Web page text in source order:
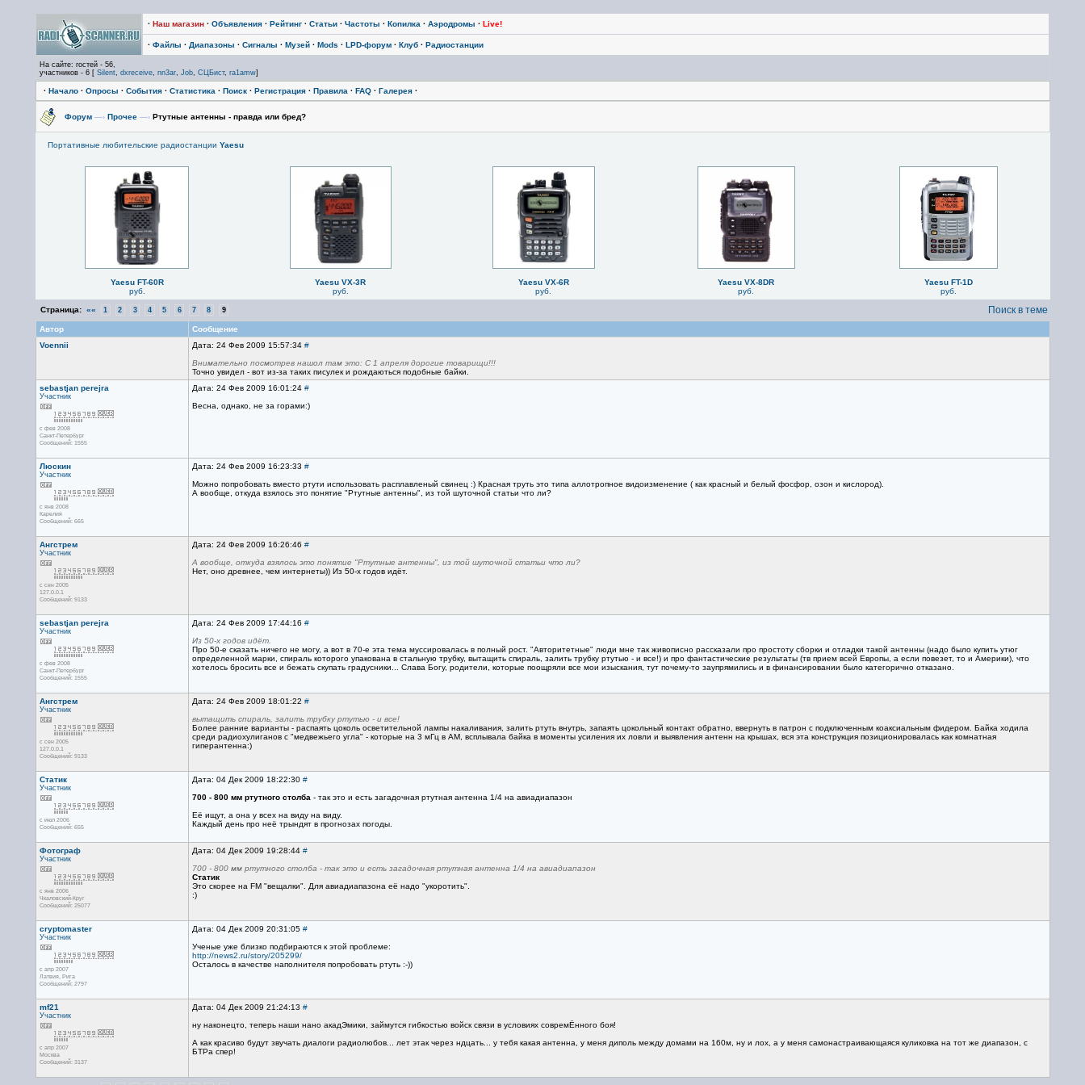
· Наш магазин· Объявления· Рейтинг· Статьи· Частоты · Копилка · Аэродромы · Live!
· Файлы · Диапазоны · Сигналы · Музей· Mods · LPD-форум· Клуб· Радиостанции
На сайте: гостей - 56,
участников - 6 [ Silent, dxreceive, nn3ar, Job, СЦБист, ra1amw]
· Начало· Опросы · События· Статистика · Поиск· Регистрация· Правила · FAQ· Галерея·
Форум —› Прочее —›Ртутные антенны - правда или бред?
Портативные любительские радиостанции Yaesu
Yaesu FT-60R
руб.
Yaesu VX-3R
руб.
Yaesu VX-6R
руб.
Yaesu VX-8DR
руб.
Yaesu FT-1D
руб.
Страница: «« 1 2 3 4 5 6 7 8 9 Поиск в теме
Автор
Сообщение
Voennii
Дата: 24 Фев 2009 15:57:34 #
Внимательно посмотрев нашол там это: С 1 апреля дорогие товарищи!!!
Точно увидел - вот из-за таких писулек и рождаються подобные байки.
sebastjan perejra
Участник
с фев 2008
Санкт-Петербург
Сообщений: 1555
Дата: 24 Фев 2009 16:01:24 #
Весна, однако, не за горами:)
Люскин
Участник
с янв 2008
Карелия
Сообщений: 665
Дата: 24 Фев 2009 16:23:33 #
Можно попробовать вместо ртути использовать расплавленый свинец :) Красная труть это типа аллотропное видоизменение ( как красный и белый фосфор, озон и кислород).
А вообще, откуда взялось это понятие "Ртутные антенны", из той шуточной статьи что ли?
Ангстрем
Участник
с сен 2005
127.0.0.1
Сообщений: 9133
Дата: 24 Фев 2009 16:26:46 #
А вообще, откуда взялось это понятие "Ртутные антенны", из той шуточной статьи что ли?
Нет, оно древнее, чем интернеты)) Из 50-х годов идёт.
sebastjan perejra
Участник
с фев 2008
Санкт-Петербург
Сообщений: 1555
Дата: 24 Фев 2009 17:44:16 #
Из 50-х годов идёт.
Про 50-е сказать ничего не могу, а вот в 70-е эта тема муссировалась в полный рост. "Авторитетные" люди мне так живописно рассказали про простоту сборки и отладки такой антенны (надо было купить утюг
определенной марки, спираль которого упакована в стальную трубку, вытащить спираль, залить трубку ртутью - и все!) и про фантастические результаты (тв прием всей Европы, а если повезет, то и Америки), что
хотелось бросить все и бежать скупать градусники... Слава Богу, родители, которые поощряли все мои изыскания, тут почему-то заупрямились и в финансировании было категорично отказано.
Ангстрем
Участник
с сен 2005
127.0.0.1
Сообщений: 9133
Дата: 24 Фев 2009 18:01:22 #
вытащить спираль, залить трубку ртутью - и все!
Более ранние варианты - распаять цоколь осветительной лампы накаливания, залить ртуть внутрь, запаять цокольный контакт обратно, ввернуть в патрон с подключенным коаксиальным фидером. Байка ходила
среди радиохулиганов с "медвежьего угла" - которые на 3 мГц в АМ, всплывала байка в моменты усиления их ловли и выявления антенн на крышах, вся эта конструкция позиционировалась как комнатная
гиперантенна:)
Статик
Участник
с июл 2006
Сообщений: 655
Дата: 04 Дек 2009 18:22:30 #
700 - 800 мм ртутного столба - так это и есть загадочная ртутная антенна 1/4 на авиадиапазон
Её ищут, а она у всех на виду на виду.
Каждый день про неё трындят в прогнозах погоды.
Фотограф
Участник
с янв 2006
Чкаловский-Круг
Сообщений: 25077
Дата: 04 Дек 2009 19:28:44 #
700 - 800 мм ртутного столба - так это и есть загадочная ртутная антенна 1/4 на авиадиапазон
Статик
Это скорее на FM "вещалки". Для авиадиапазона её надо "укоротить".
:)
cryptomaster
Участник
с апр 2007
Латвия, Рига
Сообщений: 2797
Дата: 04 Дек 2009 20:31:05 #
Ученые уже близко подбираются к этой проблеме:
http://news2.ru/story/205299/
Осталось в качестве наполнителя попробовать ртуть :-))
mf21
Участник
с апр 2007
Москва
Сообщений: 3137
Дата: 04 Дек 2009 21:24:13 #
ну наконецто, теперь наши нано акадЭмики, займутся гибкостью войск связи в условиях совремЁнного боя!
А как красиво будут звучать диалоги радиолюбов... лет этак через ндцать... у тебя какая антенна, у меня диполь между домами на 160м, ну и лох, а у меня самонастраивающаяся куликовка на тот же диапазон, с
БТРа спер!